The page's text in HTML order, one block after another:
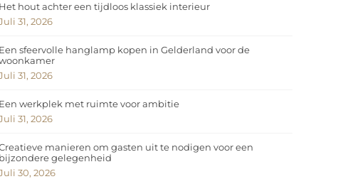
Het hout achter een tijdloos klassiek interieur
31, 2026
Een sfeervolle hanglamp kopen in Gelderland voor de
31, 2026
Een werkplek met ruimte voor ambitie
31, 2026
manieren om gasten uit te nodigen voor een
bijzondere gelegenheid
30, 2026